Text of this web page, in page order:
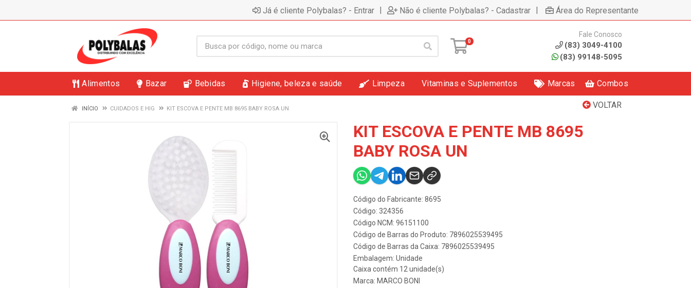
Já é cliente Polybalas? - Entrar | Não é cliente Polybalas? - Cadastrar | Área do Representante
0
Fale Conosco
(83) 3049-4100
(83) 99148-5095
Alimentos Bazar Bebidas Higiene, beleza e saúde Limpeza Vitaminas e Suplementos Marcas Combos
VOLTAR
INÍCIO CUIDADOS E HIG KIT ESCOVA E PENTE MB 8695 BABY ROSA UN
KIT ESCOVA E PENTE MB 8695
BABY ROSA UN
Código do Fabricante: 8695
Código: 324356
Código NCM: 96151100
Código de Barras do Produto: 7896025539495
Código de Barras da Caixa: 7896025539495
Embalagem: Unidade
Caixa contém 12 unidade(s)
Marca: MARCO BONI